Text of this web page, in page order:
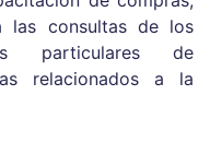
las consultas de los
particulares de
relacionados a la